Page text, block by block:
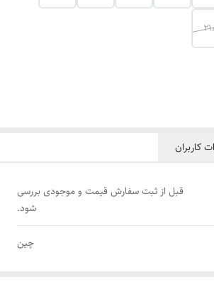
کاربران
قبل از ثبت سفارش قیمت و موجودی بررسی
شود.
چین